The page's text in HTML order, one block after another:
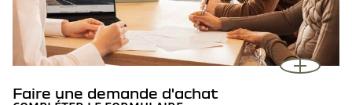
Faire une demande d'achat